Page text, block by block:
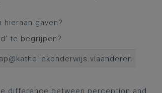
gaven?
te begrijpen?
difference between perception and